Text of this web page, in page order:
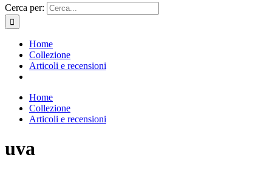
Cerca per:
Home
Collezione
Articoli e recensioni
Home
Collezione
Articoli e recensioni
uva